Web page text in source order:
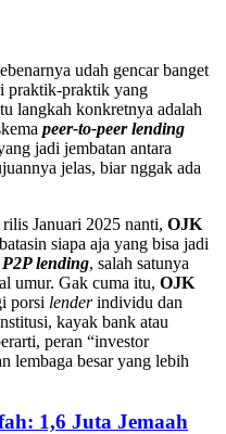
udah gencar banget
praktik-praktik yang
langkah konkretnya adalah
peer-to-peer lending
jadi jembatan antara
jelas, biar nggak ada
Januari 2025 nanti, OJK
siapa aja yang bisa jadi
P2P lending, salah satunya
umur. Gak cuma itu, OJK
porsi lenderindividu dan
kayak bank atau
peran “investor
lembaga besar yang lebih
1,6 Juta Jemaah